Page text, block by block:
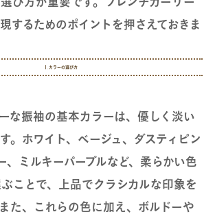
するためのポイントを押さえておきま
1. カラーの選び方
な振袖の基本カラーは、優しく淡い
。ホワイト、ベージュ、ダスティピン
、ミルキーパープルなど、柔らかい色
ことで、上品でクラシカルな印象を
た、これらの色に加え、ボルドーや